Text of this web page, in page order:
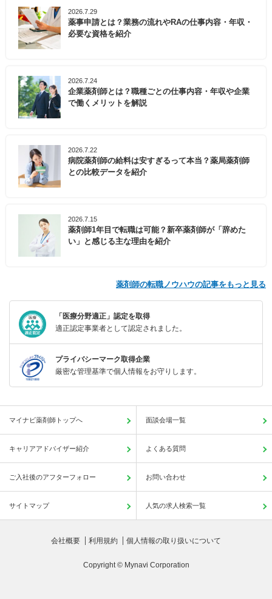
2026.7.29
薬事申請とは？業務の流れやRAの仕事内容・年収・
必要な資格を紹介
2026.7.24
企業薬剤師とは？職種ごとの仕事内容・年収や企業
で働くメリットを解説
2026.7.22
病院薬剤師の給料は安すぎるって本当？薬局薬剤師
との比較データを紹介
2026.7.15
薬剤師1年目で転職は可能？新卒薬剤師が「辞めた
い」と感じる主な理由を紹介
薬剤師の転職ノウハウの記事をもっと見る
「医療分野適正」認定を取得
適正認定事業者として認定されました。
プライバシーマーク取得企業
厳密な管理基準で個人情報をお守りします。
マイナビ薬剤師トップへ 面談会場一覧
キャリアアドバイザー紹介 よくある質問
ご入社後のアフターフォロー お問い合わせ
サイトマップ 人気の求人検索一覧
会社概要 利用規約 個人情報の取り扱いについて
Copyright © Mynavi Corporation